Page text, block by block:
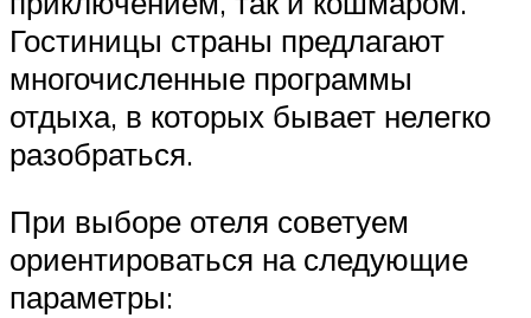
Гостиницы страны предлагают
многочисленные программы
отдыха, в которых бывает нелегко
разобраться.
При выборе отеля советуем
ориентироваться на следующие
параметры: